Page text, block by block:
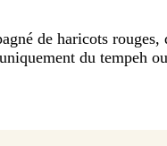
de haricots
du tempeh